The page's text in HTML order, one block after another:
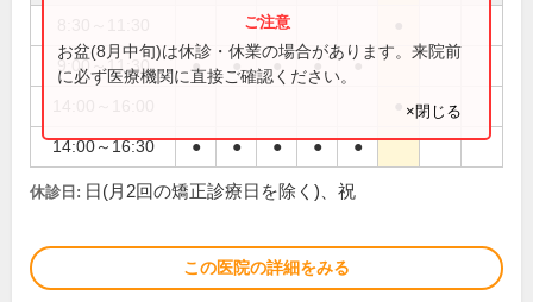
9:00～11:30 ● ● ● ● ●
14:00～16:30 ● ● ● ● ●
お盆(8月中旬)は休診・休業の場合があります。来院前
に必ず医療機関に直接ご確認ください。
×閉じる
休診日: 日(月2回の矯正診療日を除く)、祝
この医院の詳細をみる